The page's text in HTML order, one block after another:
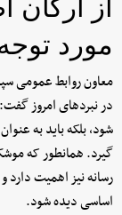
مورد
معاون روابط عمومی
در نبردهای امروز
شود، بلکه باید به
گیرد. همانطور که
رسانه نیز اهمیت
اساسی دیده شود.